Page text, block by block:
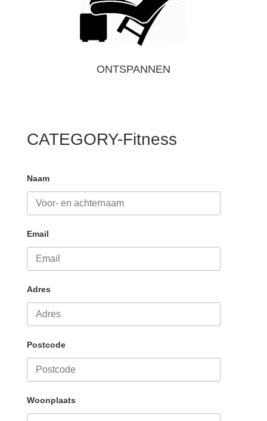
ONTSPANNEN
CATEGORY-Fitness
Naam
Email
Adres
Postcode
Woonplaats